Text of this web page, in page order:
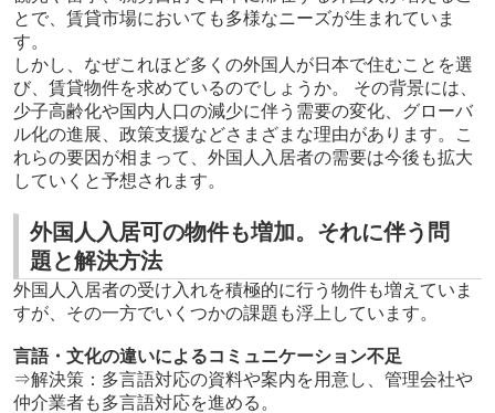
とで、賃貸市場においても多様なニーズが生まれていま
す。
しかし、なぜこれほど多くの外国人が日本で住むことを選
び、賃貸物件を求めているのでしょうか。 その背景には、
少子高齢化や国内人口の減少に伴う需要の変化、グローバ
ル化の進展、政策支援などさまざまな理由があります。こ
れらの要因が相まって、外国人入居者の需要は今後も拡大
していくと予想されます。
外国人入居可の物件も増加。それに伴う問
題と解決方法
外国人入居者の受け入れを積極的に行う物件も増えていま
すが、その一方でいくつかの課題も浮上しています。
言語・文化の違いによるコミュニケーション不足
⇒解決策：多言語対応の資料や案内を用意し、管理会社や
仲介業者も多言語対応を進める。